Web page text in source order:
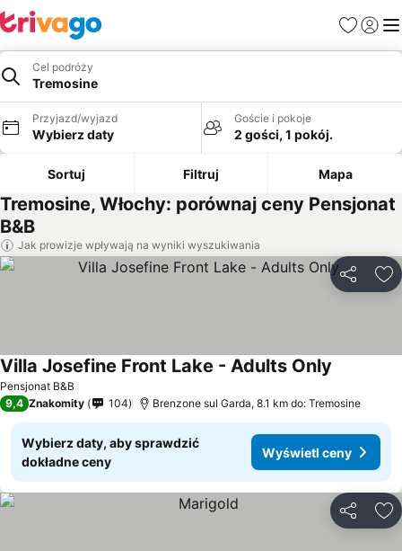
Ulubione
Cel podróży
Tremosine
Przyjazd/wyjazd
Wybierz daty
Goście i pokoje
2 gości, 1 pokój.
Sortuj Filtruj Mapa
Tremosine, Włochy: porównaj ceny Pensjonat
B&B
Jak prowizje wpływają na wyniki wyszukiwania
Pensjonat B&B
Villa Josefine Front Lake - Adults Only
9,4 Znakomity 104 Brenzone sul Garda, 8.1 km do: Tremosine
Wybierz daty, aby sprawdzić
dokładne ceny
Wyświetl ceny